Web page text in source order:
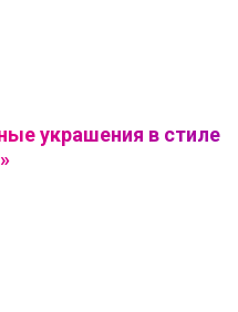
украшения в стиле